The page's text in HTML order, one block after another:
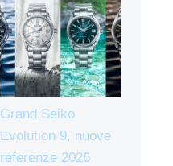
Grand Seiko
Evolution 9, nuove
referenze 2026